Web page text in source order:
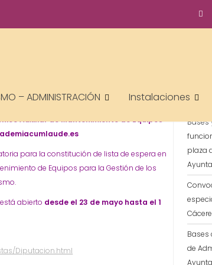
– ADMINISTRACIÓN Instalaciones
Prensa
Auxiliar de Mantenimiento de Equipos
para la constitución de lista de espera en
de Equipos para la Gestión de los
abierto desde el 23 de mayo hasta el1
Diputacion.html
Bases
plaza
de